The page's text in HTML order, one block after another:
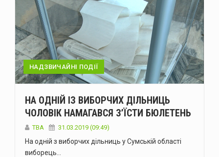
НАДЗВИЧАЙНІ ПОДІЇ
НА ОДНІЙ ІЗ ВИБОРЧИХ ДІЛЬНИЦЬ
ЧОЛОВІК НАМАГАВСЯ З’ЇСТИ БЮЛЕТЕНЬ
TBA 31.03.2019 (09:49)
На одній з виборчих дільниць у Сумській області
виборець…